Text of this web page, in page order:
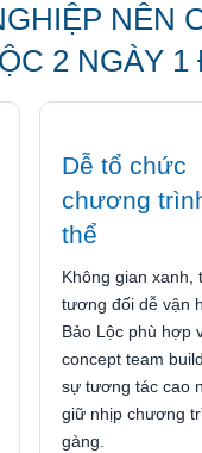
NÊN
2 NGÀY 1
Dễ tổ chức
chương
thể
Không gian xanh,
tương đối dễ vận
Bảo Lộc phù hợp
concept team
sự tương tác cao
giữ nhịp chương
gàng.